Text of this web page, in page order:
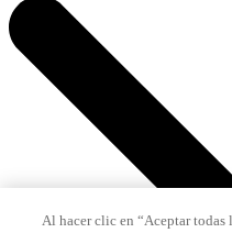
Al hacer clic en “Aceptar todas